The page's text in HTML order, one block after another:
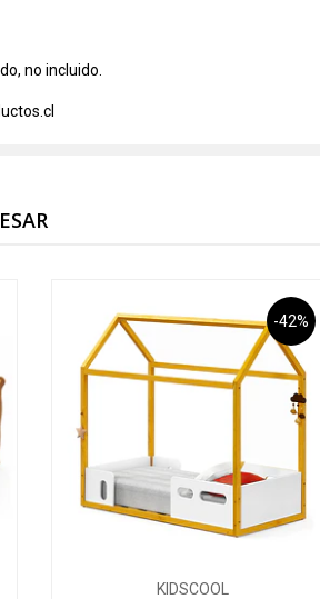
no incluido.
-42%
KIDSCOOL